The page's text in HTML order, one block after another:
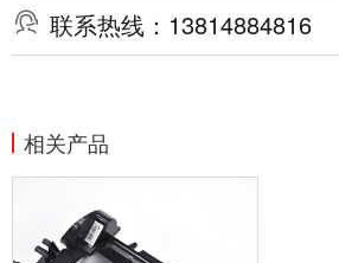
 联系热线：13814884816
相关产品